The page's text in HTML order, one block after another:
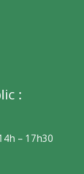
:
– 17h30